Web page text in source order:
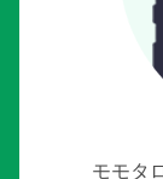
モモタ